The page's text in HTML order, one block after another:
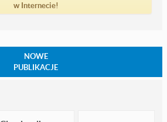
w Internecie!
NOWE
PUBLIKACJE